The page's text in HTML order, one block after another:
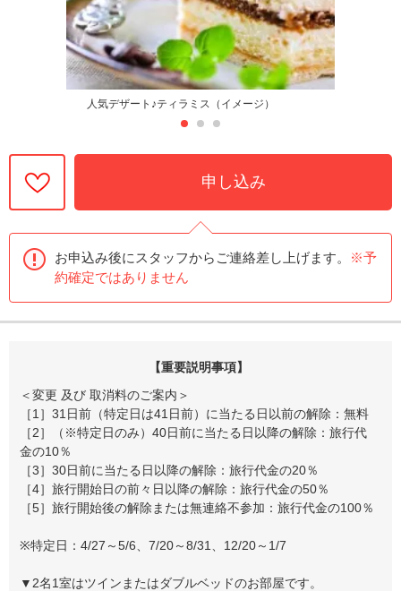
人気デザート♪ティラミス（イメージ）
申し込み
お申込み後にスタッフからご連絡差し上げます。
※予
約確定ではありません
【重要説明事項】
＜変更 及び 取消料のご案内＞
［1］31日前（特定日は41日前）に当たる日以前の解除：無料
［2］（※特定日のみ）40日前に当たる日以降の解除：旅行代
金の10％
［3］30日前に当たる日以降の解除：旅行代金の20％
［4］旅行開始日の前々日以降の解除：旅行代金の50％
［5］旅行開始後の解除または無連絡不参加：旅行代金の100％
※特定日：4/27～5/6、7/20～8/31、12/20～1/7
▼2名1室はツインまたはダブルベッドのお部屋です。